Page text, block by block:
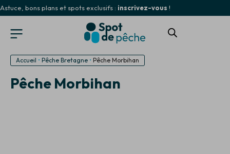
Astuce, bons plans et spots exclusifs : inscrivez-vous !
Accueil • Pêche Bretagne • Pêche Morbihan
Pêche Morbihan